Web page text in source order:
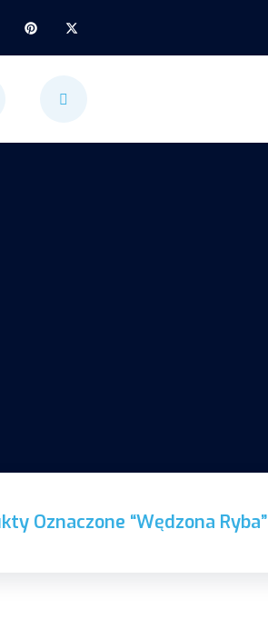
Oznaczone “wędzona Ryba”